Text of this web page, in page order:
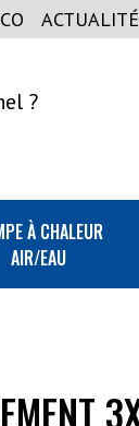
?
À CHALEUR
AIR/EAU